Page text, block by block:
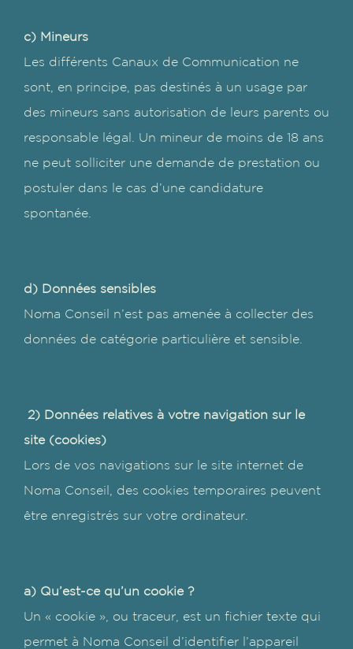
c) Mineurs
Les différents Canaux de Communication ne
sont, en principe, pas destinés à un usage par
des mineurs sans autorisation de leurs parents ou
responsable légal. Un mineur de moins de 18 ans
ne peut solliciter une demande de prestation ou
postuler dans le cas d’une candidature
spontanée.
d) Données sensibles
Noma Conseil n’est pas amenée à collecter des
données de catégorie particulière et sensible.
2) Données relatives à votre navigation sur le
site (cookies)
Lors de vos navigations sur le site internet de
Noma Conseil, des cookies temporaires peuvent
être enregistrés sur votre ordinateur.
a) Qu’est-ce qu’un cookie ?
Un « cookie », ou traceur, est un fichier texte qui
permet à Noma Conseil d’identifier l’appareil